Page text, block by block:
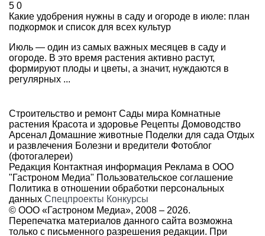
5 0
Какие удобрения нужны в саду и огороде в июле: план
подкормок и список для всех культур
Июль — один из самых важных месяцев в саду и
огороде. В это время растения активно растут,
формируют плоды и цветы, а значит, нуждаются в
регулярных ...
Строительство и ремонт Сады мира Комнатные
растения Красота и здоровье Рецепты Домоводство
Арсенал Домашние животные Поделки для сада Отдых
и развлечения Болезни и вредители Фотоблог
(фотогалереи)
Редакция Контактная информация Реклама в ООО
"Гастроном Медиа" Пользовательское соглашение
Политика в отношении обработки персональных
данных Спецпроекты Конкурсы
© ООО «Гастроном Медиа», 2008 – 2026.
Перепечатка материалов данного сайта возможна
только с письменного разрешения редакции. При